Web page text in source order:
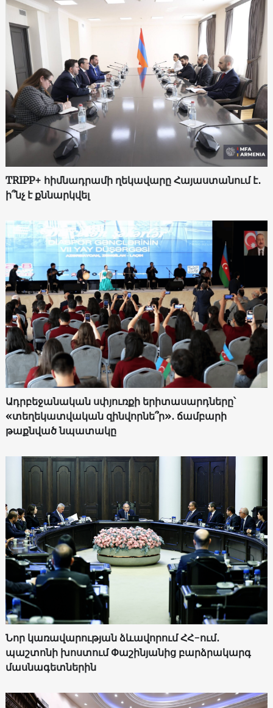
TRIPP+ հիմնադրամի ղեկավարը Հայաստանում է․
ի՞նչ է քննարկվել
Ադրբեջանական սփյուռքի երիտասարդները՝
«տեղեկատվական զինվորնե՞ր»․ ճամբարի
թաքնված նպատակը
Նոր կառավարության ձևավորում ՀՀ-ում․
պաշտոնի խոստում Փաշինյանից բարձրակարգ
մասնագետներին